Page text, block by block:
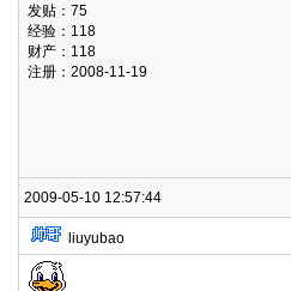
发贴：75
经验：118
财产：118
注册：2008-11-19
2009-05-10 12:57:44
liuyubao